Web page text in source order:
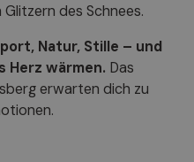
des Schnees.
Natur, Stille – und
Herz wärmen. Das
erwarten dich zu